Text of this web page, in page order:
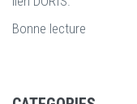
Bonne lecture